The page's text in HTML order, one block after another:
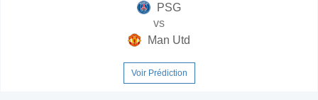
PSG
vs
Man Utd
Voir Prédiction